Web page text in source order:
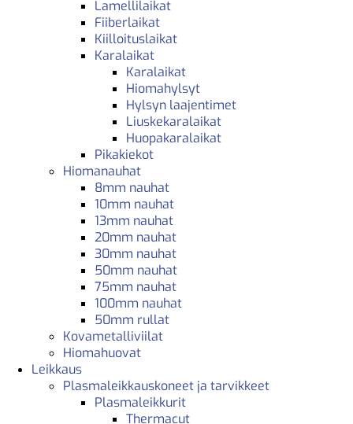
Lamellilaikat
Fiiberlaikat
Kiilloituslaikat
Karalaikat
Karalaikat
Hiomahylsyt
Hylsyn laajentimet
Liuskekaralaikat
Huopakaralaikat
Pikakiekot
Hiomanauhat
8mm nauhat
10mm nauhat
13mm nauhat
20mm nauhat
30mm nauhat
50mm nauhat
75mm nauhat
100mm nauhat
50mm rullat
Kovametalliviilat
Hiomahuovat
Leikkaus
Plasmaleikkauskoneet ja tarvikkeet
Plasmaleikkurit
Thermacut